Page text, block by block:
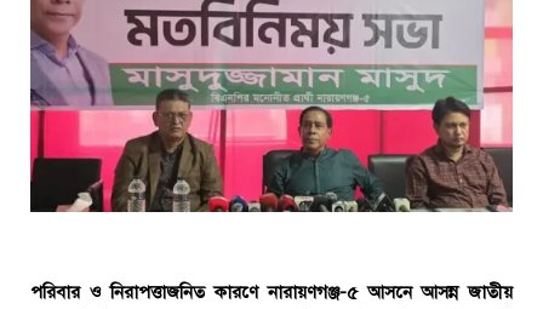
পরিবার ও নিরাপত্তাজনিত কারণে নারায়ণগঞ্জ-৫ আসনে আসন্ন জাতীয়